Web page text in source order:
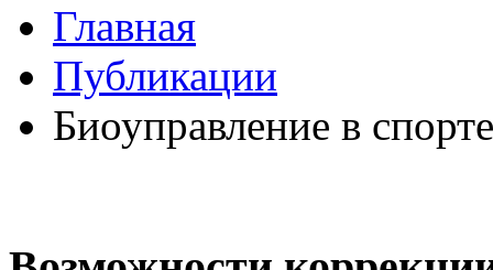
Главная
Публикации
Биоуправление в спорте